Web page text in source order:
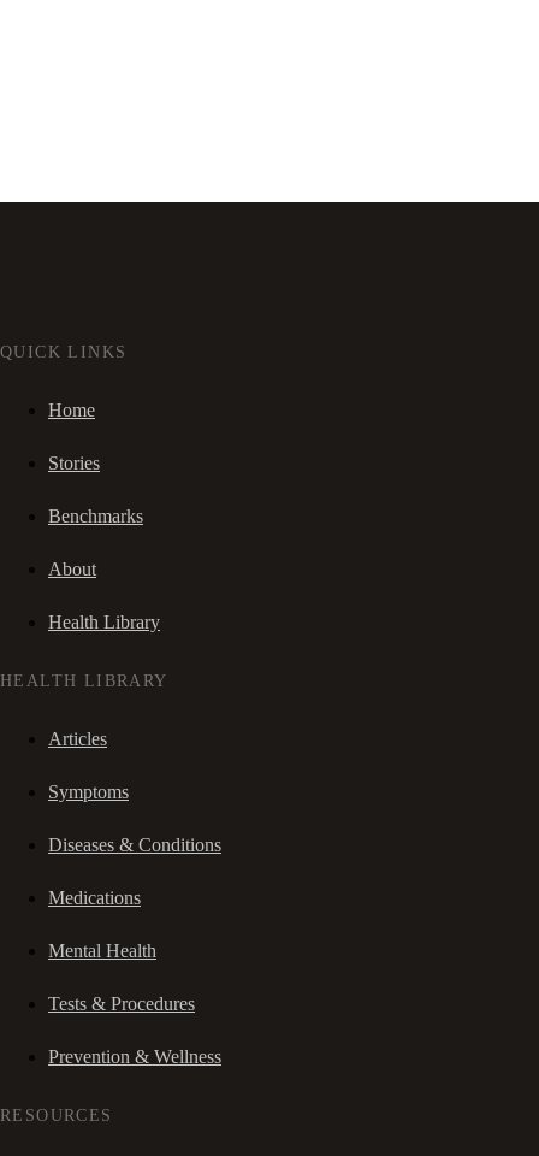
QUICK LINKS
Home
Stories
Benchmarks
About
Health Library
HEALTH LIBRARY
Articles
Symptoms
Diseases & Conditions
Medications
Mental Health
Tests & Procedures
Prevention & Wellness
RESOURCES